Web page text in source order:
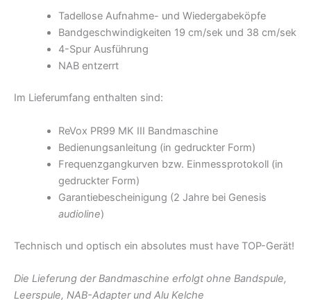
Tadellose Aufnahme- und Wiedergabeköpfe
Bandgeschwindigkeiten 19 cm/sek und 38 cm/sek
4-Spur Ausführung
NAB entzerrt
Im Lieferumfang enthalten sind:
ReVox PR99 MK III Bandmaschine
Bedienungsanleitung (in gedruckter Form)
Frequenzgangkurven bzw. Einmessprotokoll (in
gedruckter Form)
Garantiebescheinigung (2 Jahre bei Genesis
audioline)
Technisch und optisch ein absolutes must have TOP-Gerät!
Die Lieferung der Bandmaschine erfolgt ohne Bandspule,
Leerspule, NAB-Adapter und Alu Kelche